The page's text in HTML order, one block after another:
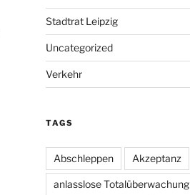
Stadtrat Leipzig
Uncategorized
Verkehr
TAGS
Abschleppen Akzeptanz
anlasslose Totalüberwachung